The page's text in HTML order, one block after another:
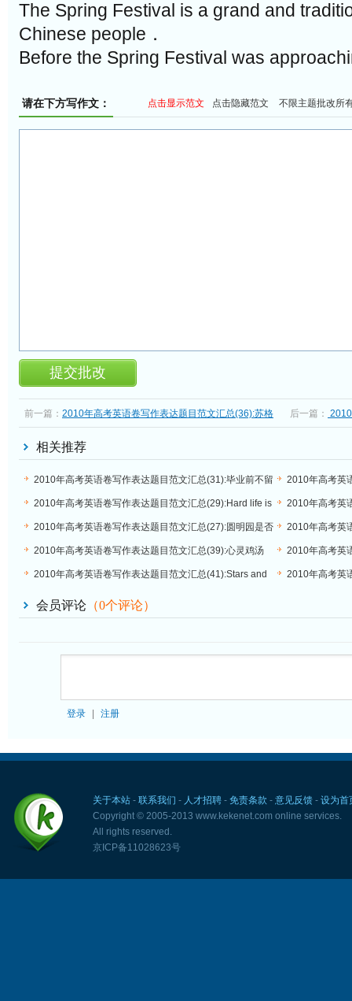
The Spring Festival is a grand and
Chinese people．
Before the Spring Festival was
请在下方写作文： 点击显示范文 点击隐藏范文 不限主题批改所
前一篇： 2010年高考英语卷写作表达题目范文汇总(36):苏格
后一篇：
相关推荐
2010年高考英语卷写作表达题目范文汇总(31):毕业前不留
下遗憾
2010年高考英
Solver
2010年高考英语卷写作表达题目范文汇总(29):Hard life is
good for children
2010年高考英
2010年高考英语卷写作表达题目范文汇总(27):圆明园是否
应该重建
2010年高考英
2010年高考英语卷写作表达题目范文汇总(39):心灵鸡汤
2010年高考英
切
2010年高考英语卷写作表达题目范文汇总(41):Stars and
2010年高考英
会员评论 （0个评论）
登录 注册
关于本站- 联系我们 - 人才招聘- 免责条款 - 意见反馈- 设为首
Copyright © 2005-2013 www.kekenet.com online services.
All rights reserved.
京ICP备11028623号